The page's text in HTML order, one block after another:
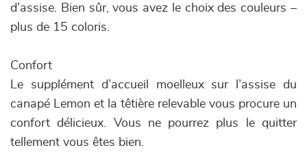
d’assise. Bien sûr, vous avez le choix des couleurs –
plus de 15 coloris.
Confort
Le supplément d’accueil moelleux sur l’assise du
canapé Lemon et la têtière relevable vous procure un
confort délicieux. Vous ne pourrez plus le quitter
tellement vous êtes bien.